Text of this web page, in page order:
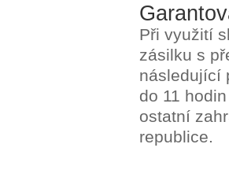
Při využití
zásilku s
následující
do 11
ostatní
republice.